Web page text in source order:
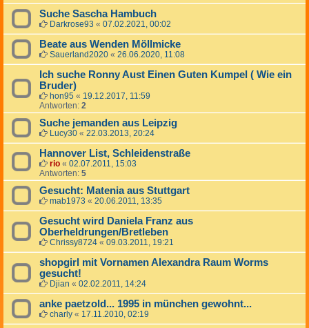
Suche Sascha Hambuch
Darkrose93 « 07.02.2021, 00:02
Beate aus Wenden Möllmicke
Sauerland2020 « 26.06.2020, 11:08
Ich suche Ronny Aust Einen Guten Kumpel ( Wie ein
Bruder)
hon95 « 19.12.2017, 11:59
Antworten: 2
Suche jemanden aus Leipzig
Lucy30 « 22.03.2013, 20:24
Hannover List, Schleidenstraße
rio « 02.07.2011, 15:03
Antworten: 5
Gesucht: Matenia aus Stuttgart
mab1973 « 20.06.2011, 13:35
Gesucht wird Daniela Franz aus
Oberheldrungen/Bretleben
Chrissy8724 « 09.03.2011, 19:21
shopgirl mit Vornamen Alexandra Raum Worms
gesucht!
Djian « 02.02.2011, 14:24
anke paetzold... 1995 in münchen gewohnt...
charly « 17.11.2010, 02:19